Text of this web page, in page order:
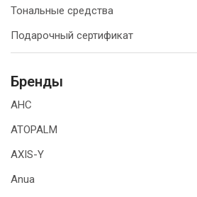
Тональные средства
Подарочный сертификат
Бренды
AHC
ATOPALM
AXIS-Y
Anua